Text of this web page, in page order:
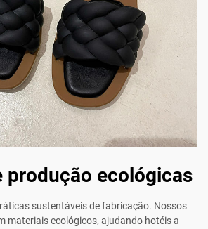
produção ecológicas
sustentáveis de fabricação. Nossos
materiais ecológicos, ajudando hotéis a